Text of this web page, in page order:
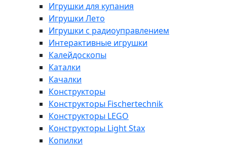
Игрушки для купания
Игрушки Лето
Игрушки с радиоуправлением
Интерактивные игрушки
Калейдоскопы
Каталки
Качалки
Конструкторы
Конструкторы Fisсhertechnik
Конструкторы LEGO
Конструкторы Light Stax
Копилки